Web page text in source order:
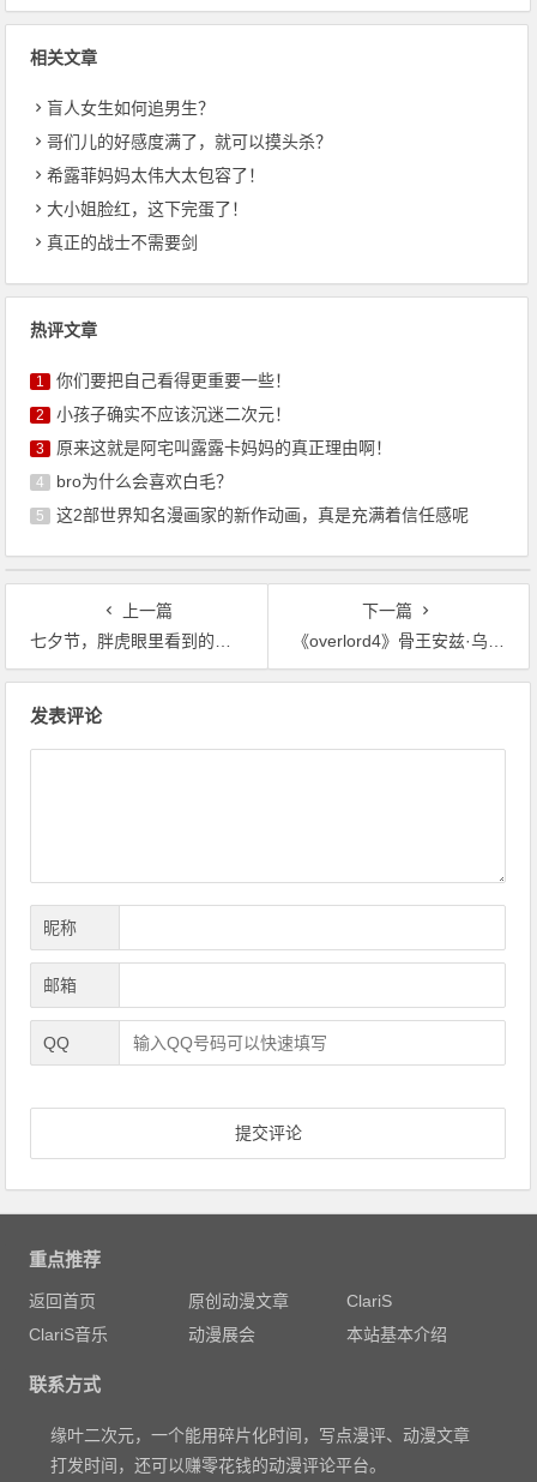
相关文章
盲人女生如何追男生？
哥们儿的好感度满了，就可以摸头杀？
希露菲妈妈太伟大太包容了！
大小姐脸红，这下完蛋了！
真正的战士不需要剑
热评文章
1 你们要把自己看得更重要一些！
2 小孩子确实不应该沉迷二次元！
3 原来这就是阿宅叫露露卡妈妈的真正理由啊！
4 bro为什么会喜欢白毛？
5 这2部世界知名漫画家的新作动画，真是充满着信任感呢
上一篇
七夕节，胖虎眼里看到的都是你
下一篇
《overlord4》骨王安兹·乌尔·恭，或许是最强异世界的投资家
发表评论
昵称
邮箱
QQ
重点推荐
返回首页 原创动漫文章
ClariS
ClariS音乐
动漫展会 本站基本介绍
联系方式
缘叶二次元，一个能用碎片化时间，写点漫评、动漫文章
打发时间，还可以赚零花钱的动漫评论平台。